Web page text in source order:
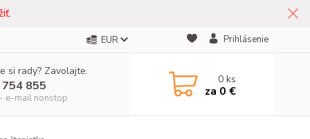
EUR Prihlásenie
si rady? Zavolajte.
855
e-mail nonstop
0ks
za 0 €